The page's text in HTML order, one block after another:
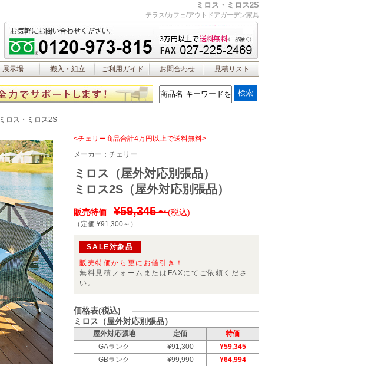
ミロス・ミロス2S
テラス/カフェ/アウトドアガーデン家具
展示場 搬入・組立 ご利用ガイド お問合わせ 見積リスト
ミロス・ミロス2S
<チェリー商品合計4万円以上で送料無料>
メーカー： チェリー
ミロス（屋外対応別張品）
ミロス2S（屋外対応別張品）
販売特価 ¥59,345～(税込)
（定価 ¥91,300～ ）
SALE対象品
販売特価から更にお値引き！
無料見積フォームまたはFAXにてご依頼くださ
い。
価格表(税込)
ミロス（屋外対応別張品）
屋外対応張地 定価
特価
GAランク
¥91,300
¥59,345
GBランク
¥99,990 ¥64,994